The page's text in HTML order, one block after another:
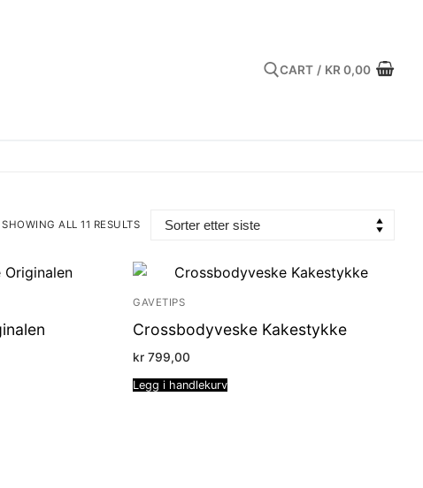
CART / KR 0,00
SHOWING ALL 11 RESULTS
SORTED
GAVETIPS
Crossbodyveske Kakestykke
kr 799,00
Legg i handlekurv